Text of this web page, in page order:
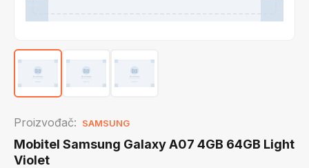
Proizvođač: SAMSUNG
Mobitel Samsung Galaxy A07 4GB 64GB Light
Violet